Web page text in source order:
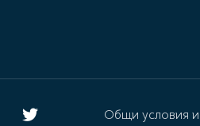
Общи условия и